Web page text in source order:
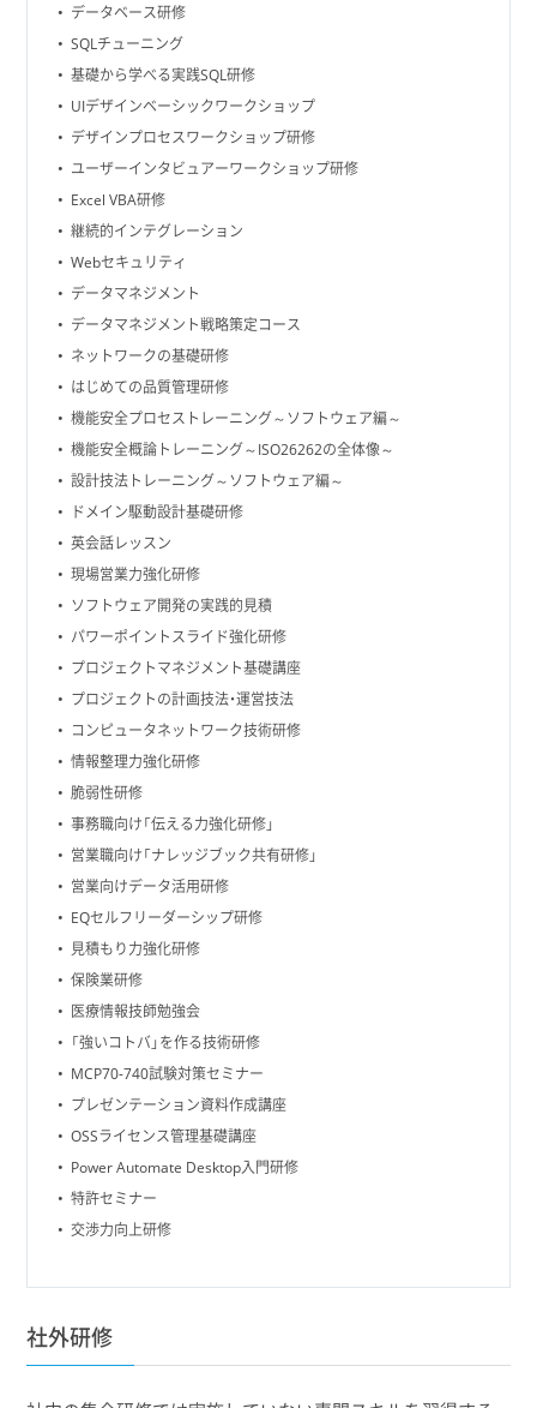
データベース研修
SQLチューニング
基礎から学べる実践SQL研修
UIデザインベーシックワークショップ
デザインプロセスワークショップ研修
ユーザーインタビュアーワークショップ研修
Excel VBA研修
継続的インテグレーション
Webセキュリティ
データマネジメント
データマネジメント戦略策定コース
ネットワークの基礎研修
はじめての品質管理研修
機能安全プロセストレーニング～ソフトウェア編～
機能安全概論トレーニング～ISO26262の全体像～
設計技法トレーニング～ソフトウェア編～
ドメイン駆動設計基礎研修
英会話レッスン
現場営業力強化研修
ソフトウェア開発の実践的見積
パワーポイントスライド強化研修
プロジェクトマネジメント基礎講座
プロジェクトの計画技法・運営技法
コンピュータネットワーク技術研修
情報整理力強化研修
脆弱性研修
事務職向け「伝える力強化研修」
営業職向け「ナレッジブック共有研修」
営業向けデータ活用研修
EQセルフリーダーシップ研修
見積もり力強化研修
保険業研修
医療情報技師勉強会
「強いコトバ」を作る技術研修
MCP70-740試験対策セミナー
プレゼンテーション資料作成講座
OSSライセンス管理基礎講座
Power Automate Desktop入門研修
特許セミナー
交渉力向上研修
社外研修